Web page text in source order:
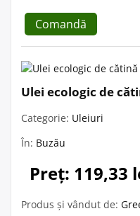
Comandă
Ulei ecologic de
Categorie: Uleiuri
În: Buzău
Preț: 119,33
Produs și vândut de: